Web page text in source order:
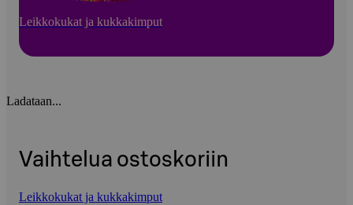
Leikkokukat ja kukkakimput
Ladataan...
Vaihtelua ostoskoriin
Leikkokukat ja kukkakimput